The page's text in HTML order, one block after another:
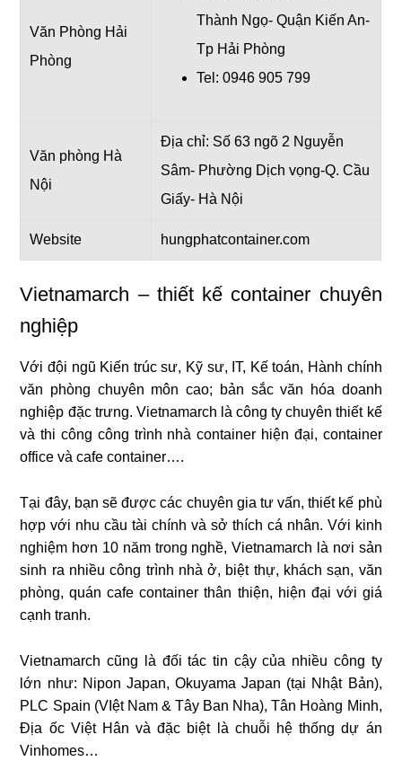
Văn Phòng Hải
Phòng
Thành Ngọ- Quận Kiến An-
Tp Hải Phòng
Tel: 0946 905 799
Văn phòng Hà
Nội
Địa chỉ: Số 63 ngõ 2 Nguyễn
Sâm- Phường Dịch vọng-Q. Cầu
Giấy- Hà Nội
Website hungphatcontainer.com
Vietnamarch – thiết kế container chuyên
nghiệp
Với đội ngũ Kiến trúc sư, Kỹ sư, IT, Kế toán, Hành chính
văn phòng chuyên môn cao; bản sắc văn hóa doanh
nghiệp đặc trưng. Vietnamarch là công ty chuyên thiết kế
và thi công công trình nhà container hiện đại, container
office và cafe container….
Tại đây, bạn sẽ được các chuyên gia tư vấn, thiết kế phù
hợp với nhu cầu tài chính và sở thích cá nhân. Với kinh
nghiệm hơn 10 năm trong nghề, Vietnamarch là nơi sản
sinh ra nhiều công trình nhà ở, biệt thự, khách sạn, văn
phòng, quán cafe container thân thiện, hiện đại với giá
cạnh tranh.
Vietnamarch cũng là đối tác tin cậy của nhiều công ty
lớn như: Nipon Japan, Okuyama Japan (tại Nhật Bản),
PLC Spain (VIệt Nam & Tây Ban Nha), Tân Hoàng Minh,
Địa ốc Việt Hân và đặc biệt là chuỗi hệ thống dự án
Vinhomes…